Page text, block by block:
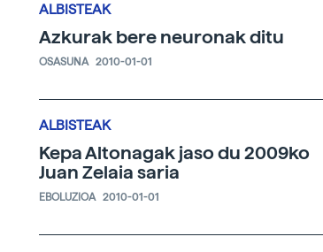
ALBISTEAK
Azkurak bere neuronak ditu
OSASUNA 2010-01-01
ALBISTEAK
Kepa Altonagak jaso du 2009ko
Juan Zelaia saria
EBOLUZIOA 2010-01-01